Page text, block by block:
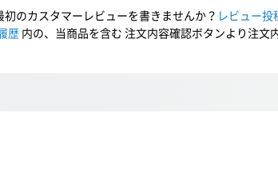
のカスタマーレビューを書きませんか？ レビュー
歴 内の、当商品を含む 注文内容確認ボタンより注